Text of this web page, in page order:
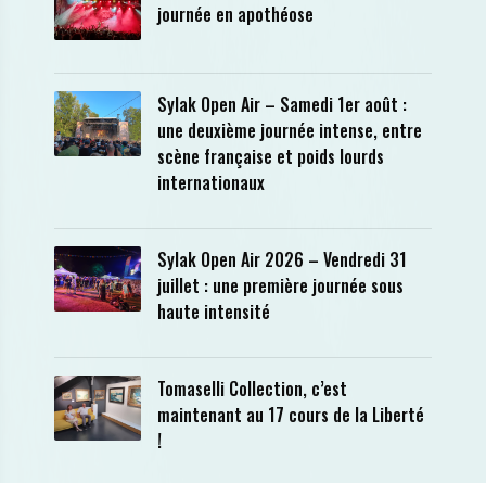
journée en apothéose
Sylak Open Air – Samedi 1er août :
une deuxième journée intense, entre
scène française et poids lourds
internationaux
Sylak Open Air 2026 – Vendredi 31
juillet : une première journée sous
haute intensité
Tomaselli Collection, c’est
maintenant au 17 cours de la Liberté
!